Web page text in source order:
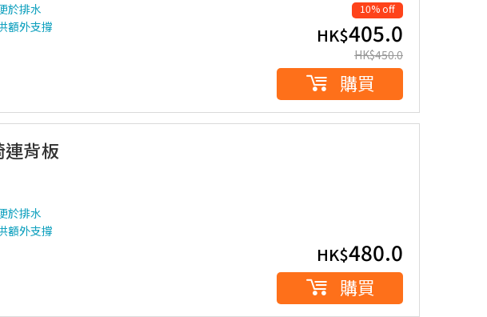
於排水
額外支撐
10% off
HK$405.0
HK$450.0
購買
背板
於排水
額外支撐
HK$480.0
購買